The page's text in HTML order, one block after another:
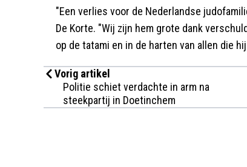
"Een verlies voor de Nederlandse
De Korte. "Wij zijn hem grote dank
op de tatami en in de harten van allen die
Vorig artikel
Politie schiet verdachte in arm na
steekpartij in Doetinchem